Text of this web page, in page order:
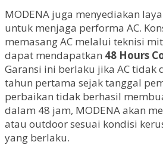
MODENA juga menyediakan
untuk menjaga performa AC.
memasang AC melalui teknisi
dapat mendapatkan 48 Hours
Garansi ini berlaku jika AC tidak
tahun pertama sejak tanggal
perbaikan tidak berhasil
dalam 48 jam, MODENA akan
atau outdoor sesuai kondisi
yang berlaku.